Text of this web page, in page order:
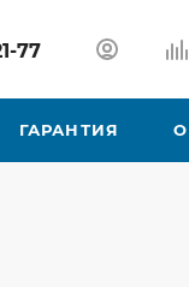
77
ГАРАНТИЯ